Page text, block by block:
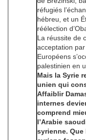
réfugiés
hébreu, et un
réélection
La réussite de
acceptation
Européens
palestinien en
Mais la Syrie
unien qui
Affaiblir
internes
comprend
l’Arabie
syrienne. Que